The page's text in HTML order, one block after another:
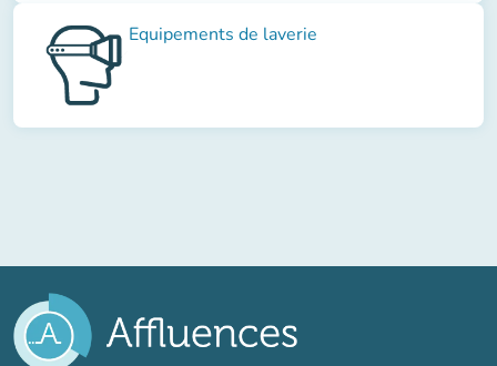
Equipements de laverie